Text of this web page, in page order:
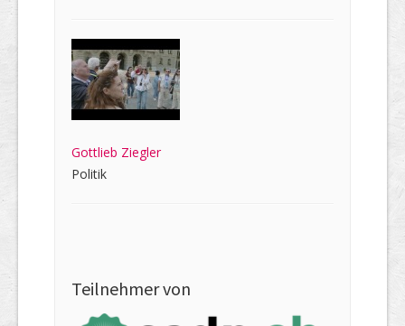
Gottlieb Ziegler
Politik
Teilnehmer von